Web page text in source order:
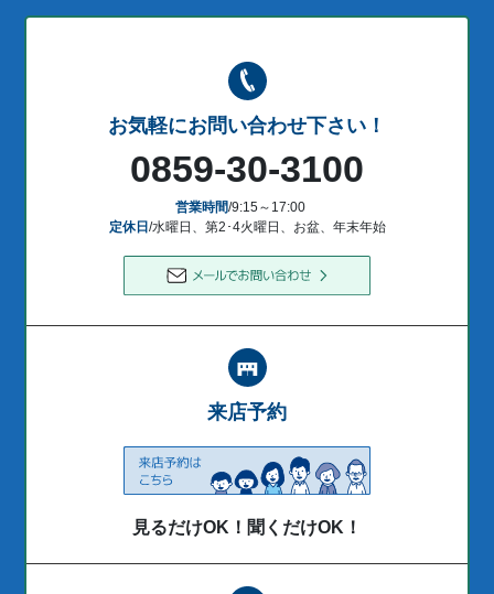
お気軽にお問い合わせ下さい！
0859-30-3100
営業時間/9:15～17:00
定休日 /水曜日、第2･4火曜日、お盆、年末年始
来店予約
見るだけOK！聞くだけOK！